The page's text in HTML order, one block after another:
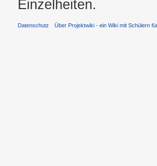
Einzelheiten.
Datenschutz Über Projektwiki - ein Wiki mit Schülern